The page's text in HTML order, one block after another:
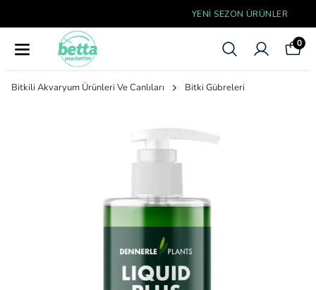
YENI SEZON ÜRÜNLER
0
Bitkili Akvaryum Ürünleri Ve Canlıları Bitki Gübreleri